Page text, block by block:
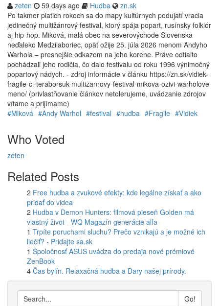
zeten
59 days ago Hudba
zn.sk
Po takmer piatich rokoch sa do mapy kultúrnych podujatí vracia
jedinečný multižánrový festival, ktorý spája popart, rusínsky folklór
aj hip-hop. Miková, malá obec na severovýchode Slovenska
neďaleko Medzilaboriec, opäť ožije 25. júla 2026 menom Andyho
Warhola – presnejšie odkazom na jeho korene. Práve odtiaľto
pochádzali jeho rodičia, čo dalo festivalu od roku 1996 výnimočný
popartový nádych. - zdroj informácie v článku https://zn.sk/vidiek-
fragile-ci-teraborsuk-multizanrovy-festival-mikova-ozivi-warholove-
meno/ (privlastňovanie článkov netolerujeme, uvádzanie zdrojov
vítame a prijímame)
#Miková #Andy Warhol #festival #hudba #Fragile #Vidiek
Who Voted
zeten
Related Posts
2 Free hudba a zvukové efekty: kde legálne získať a ako
pridať do videa
2 Hudba v Demon Hunters: filmová pieseň Golden má
vlastný život - WQ Magazín generácie alfa
1 Trpíte poruchami sluchu? Prečo vznikajú a je možné ich
liečiť? - Pridajte sa.sk
1 Spoločnosť ASUS uvádza do predaja nové prémiové
ZenBook
4 Čas bylín. Relaxačná hudba a Dary našej prírody.
Go!